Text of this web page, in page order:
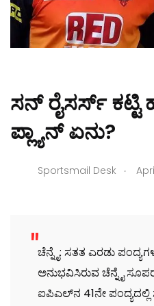
ಸನ್‌ ರೈಸರ್ಸ್
ಪ್ಲ್ಯಾನ್‌ ಏನು?
Sportsmail Desk .
ಚೆನ್ನೈ: ಸತತ ಎರಡು
ಅನುಭವಿಸಿರುವ ಚೆನ್ನೈ
ಐಪಿಎಲ್‌ನ 41ನೇ